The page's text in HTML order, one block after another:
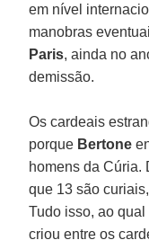
em nível
manobras
Paris, ainda no
demissão.
Os cardeais
porque Bertone
homens da Cúria.
que 13 são
Tudo isso, ao
criou entre os